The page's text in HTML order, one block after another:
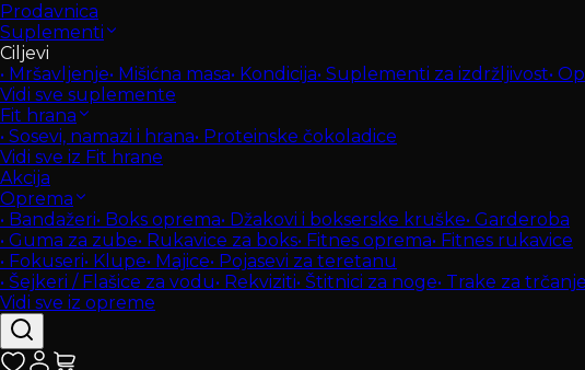
Prodavnica
Suplementi
Ciljevi
• Mršavljenje• Mišićna masa• Kondicija• Suplementi za izdržljivost•
Vidi sve suplemente
Fit hrana
• Sosevi, namazi i hrana• Proteinske čokoladice
Vidi sve iz Fit hrane
Akcija
Oprema
• Bandažeri• Boks oprema• Džakovi i bokserske kruške• Garderoba
• Guma za zube• Rukavice za boks• Fitnes oprema• Fitnes rukavice
• Fokuseri• Klupe• Majice• Pojasevi za teretanu
• Šejkeri / Flašice za vodu• Rekviziti• Štitnici za noge• Trake za trčanje
Vidi sve iz opreme